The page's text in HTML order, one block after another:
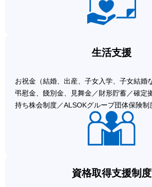
生活支援
お祝金（結婚、出産、子女入学、子女結婚
弔慰金、餞別金、見舞金／財形貯蓄／確定
持ち株会制度／ALSOKグループ団体保険制
資格取得支援制度